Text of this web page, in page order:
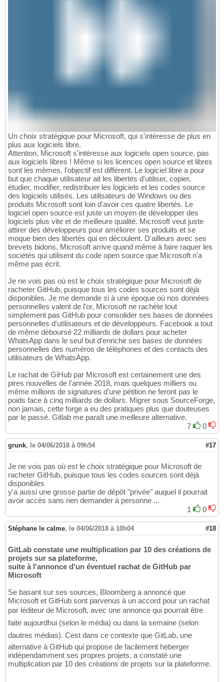
Un choix stratégique pour Microsoft, qui s'intéresse de plus en
plus aux logiciels libre.
Attention, Microsoft s'intéresse aux logiciels open source, pas
aux logiciels libres ! Même si les licences open source et libres
sont les mêmes, l'objectif est différent. Le logiciel libre a pour
but que chaque utilisateur ait les libertés d'utiliser, copier,
étudier, modifier, redistribuer les logiciels et les codes source
des logiciels utilisés. Les utilisateurs de Windows ou des
produits Microsoft sont loin d'avoir ces quatre libertés. Le
logiciel open source est juste un moyen de développer des
logiciels plus vite et de meilleure qualité. Microsoft veut juste
attirer des développeurs pour améliorer ses produits et se
moque bien des libertés qui en découlent. D'ailleurs avec ses
brevets bidons, Microsoft arrive quand même à faire raquer les
sociétés qui utilisent du code open source que Microsoft n'a
même pas écrit.
Je ne vois pas où est le choix stratégique pour Microsoft de
racheter GitHub, puisque tous les codes sources sont déjà
disponibles. Je me demande si à une époque où nos données
personnelles valent de l'or, Microsoft ne rachète tout
simplement pas GitHub pour consolider ses bases de données
personnelles d'utilisateurs et de développeurs. Facebook a tout
de même déboursé 22 milliards de dollars pour acheter
WhatsApp dans le seul but d'enrichir ses bases de données
personnelles des numéros de téléphones et des contacts des
utilisateurs de WhatsApp.
Le rachat de GiHub par Microsoft est certainement une des
pires nouvelles de l'année 2018, mais quelques milliers ou
même millions de signatures d'une pétition ne feront pas le
poids face à cinq milliards de dollars. Migrer sous SourceForge,
non jamais, cette forge a eu des pratiques plus que douteuses
par le passé. Gitlab me paraît une meilleure alternative.
7
0
grunk, le 04/06/2018 à 09h54 #17
Je ne vois pas où est le choix stratégique pour Microsoft de
racheter GitHub, puisque tous les codes sources sont déjà
disponibles
y'a aussi une grosse partie de dépôt "privée" auquel il pourrait
avoir accès sans rien demander à personne ...
1
0
Stéphane le calme, le 04/06/2018 à 10h04 #18
GitLab constate une multiplication par 10 des créations de
projets sur sa plateforme,
suite à l'annonce d'un éventuel rachat de GitHub par
Microsoft
Se basant sur ses sources, Bloomberg a annoncé que
Microsoft et GitHub sont parvenus à un accord pour un rachat
par léditeur de Microsoft, avec une annonce qui pourrait être
faite aujourdhui (selon le média) ou dans la semaine (selon
dautres médias). Cest dans ce contexte que GitLab, une
alternative à GitHub qui propose de facilement héberger
indépendamment ses propres projets, a constaté une
multiplication par 10 des créations de projets sur la plateforme.